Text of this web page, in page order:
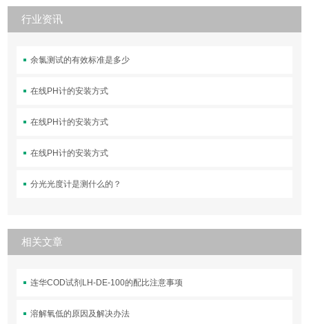
行业资讯
余氯测试的有效标准是多少
在线PH计的安装方式
在线PH计的安装方式
在线PH计的安装方式
分光光度计是测什么的？
相关文章
连华COD试剂LH-DE-100的配比注意事项
溶解氧低的原因及解决办法